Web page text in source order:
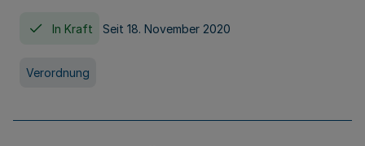
In Kraft Seit 18. November 2020
Verordnung